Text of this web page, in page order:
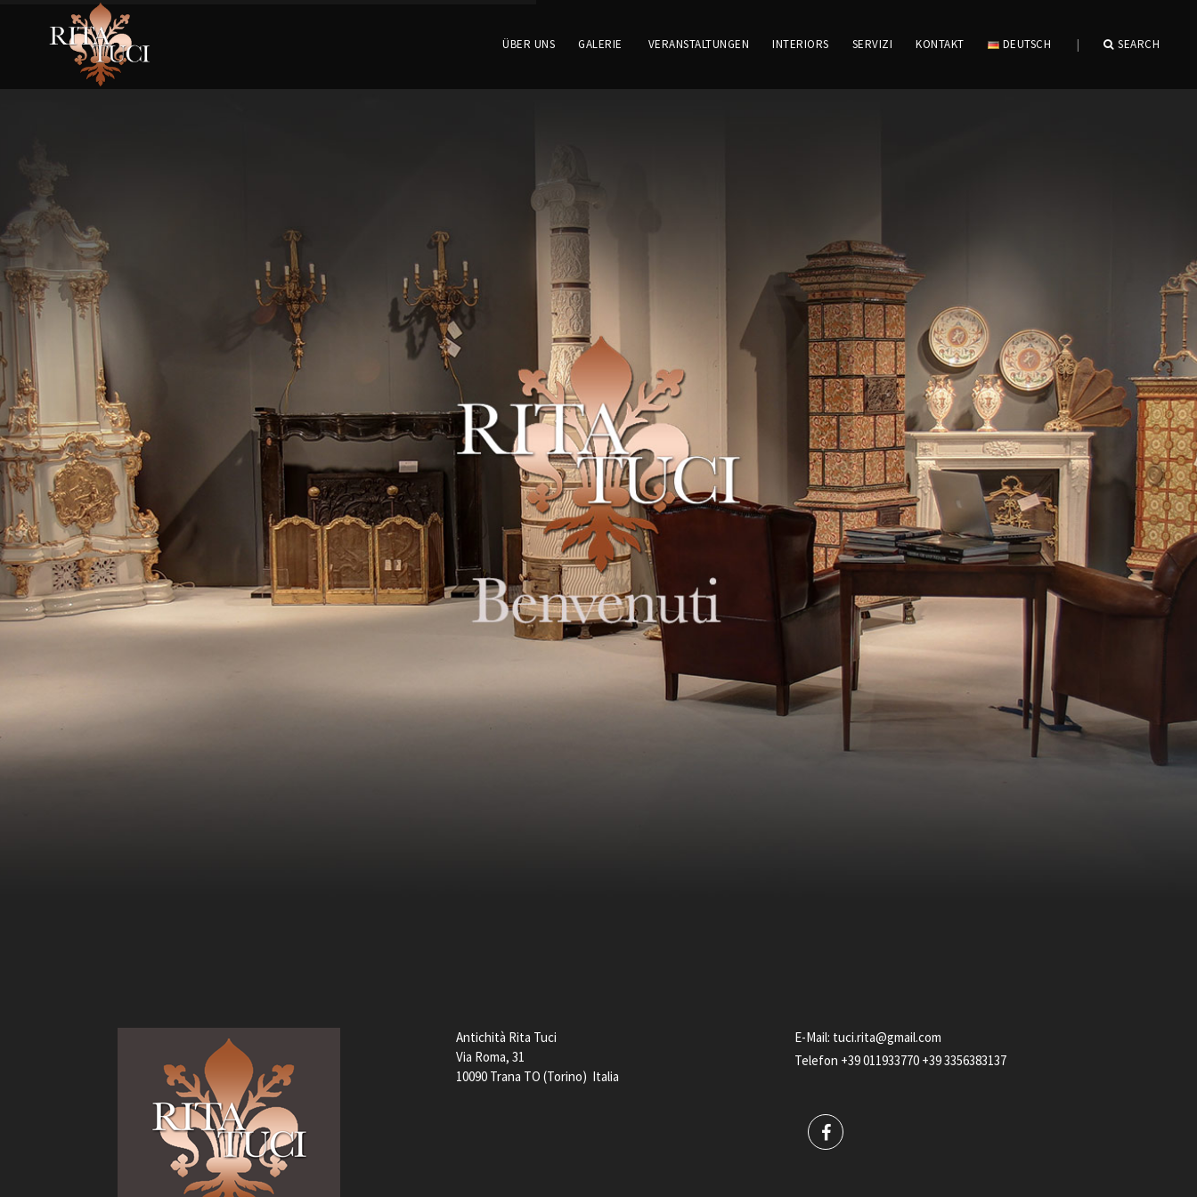
ÜBER UNS GALERIE VERANSTALTUNGEN INTERIORS SERVIZI KONTAKT DEUTSCH | SEARCH
Antichità Rita Tuci
Via Roma, 31
10090 Trana TO (Torino) Italia
E-Mail: tuci.rita@gmail.com
Telefon +39 011933770 +39 3356383137